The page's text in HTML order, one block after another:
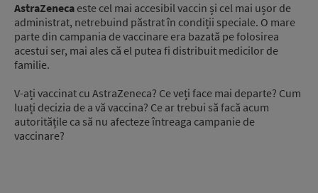
AstraZeneca este cel mai accesibil vaccin și cel mai ușor de
administrat, netrebuind păstrat în condiții speciale. O mare
parte din campania de vaccinare era bazată pe folosirea
acestui ser, mai ales că el putea fi distribuit medicilor de
familie.
V-ați vaccinat cu AstraZeneca? Ce veți face mai departe? Cum
luați decizia de a vă vaccina? Ce ar trebui să facă acum
autoritățile ca să nu afecteze întreaga campanie de
vaccinare?